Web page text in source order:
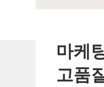
마케
고품